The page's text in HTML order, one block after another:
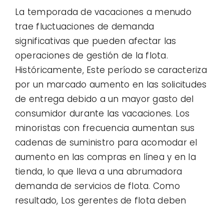
La temporada de vacaciones a menudo
trae fluctuaciones de demanda
significativas que pueden afectar las
operaciones de gestión de la flota.
Históricamente, Este período se caracteriza
por un marcado aumento en las solicitudes
de entrega debido a un mayor gasto del
consumidor durante las vacaciones. Los
minoristas con frecuencia aumentan sus
cadenas de suministro para acomodar el
aumento en las compras en línea y en la
tienda, lo que lleva a una abrumadora
demanda de servicios de flota. Como
resultado, Los gerentes de flota deben